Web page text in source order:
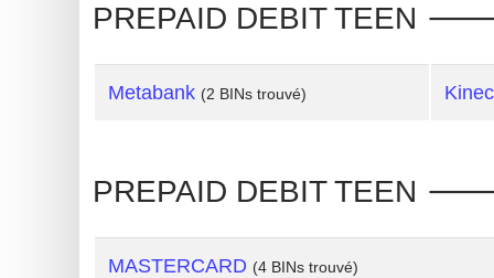
Card
My
IP
Address
PREPAID DEBIT TEEN 🡒
Metabank (2 BINs trouvé)
PREPAID DEBIT TEEN
MASTERCARD (4 BINs trouvé)